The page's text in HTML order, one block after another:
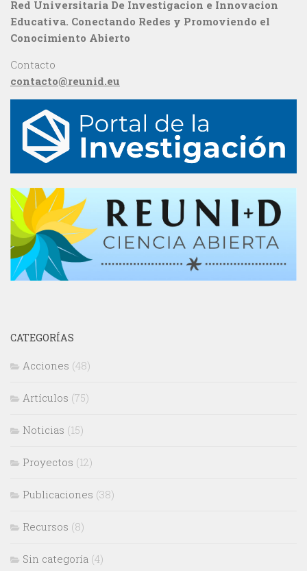
Red Universitaria De Investigacion e Innovacion
Educativa. Conectando Redes y Promoviendo el
Conocimiento Abierto
Contacto
contacto@reunid.eu
CATEGORÍAS
Acciones (48)
Artículos (75)
Noticias (15)
Proyectos (12)
Publicaciones (38)
Recursos (8)
Sin categoría (4)